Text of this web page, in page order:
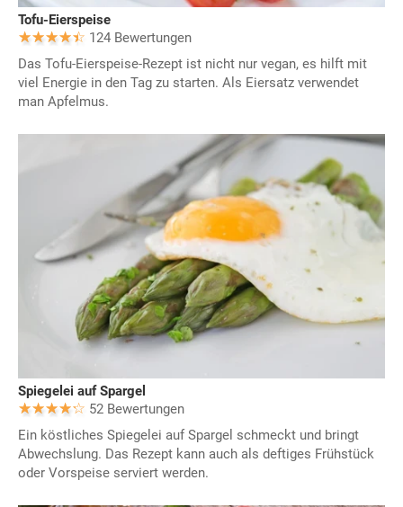
Tofu-Eierspeise
124 Bewertungen
Das Tofu-Eierspeise-Rezept ist nicht nur vegan, es hilft mit
viel Energie in den Tag zu starten. Als Eiersatz verwendet
man Apfelmus.
Spiegelei auf Spargel
52 Bewertungen
Ein köstliches Spiegelei auf Spargel schmeckt und bringt
Abwechslung. Das Rezept kann auch als deftiges Frühstück
oder Vorspeise serviert werden.